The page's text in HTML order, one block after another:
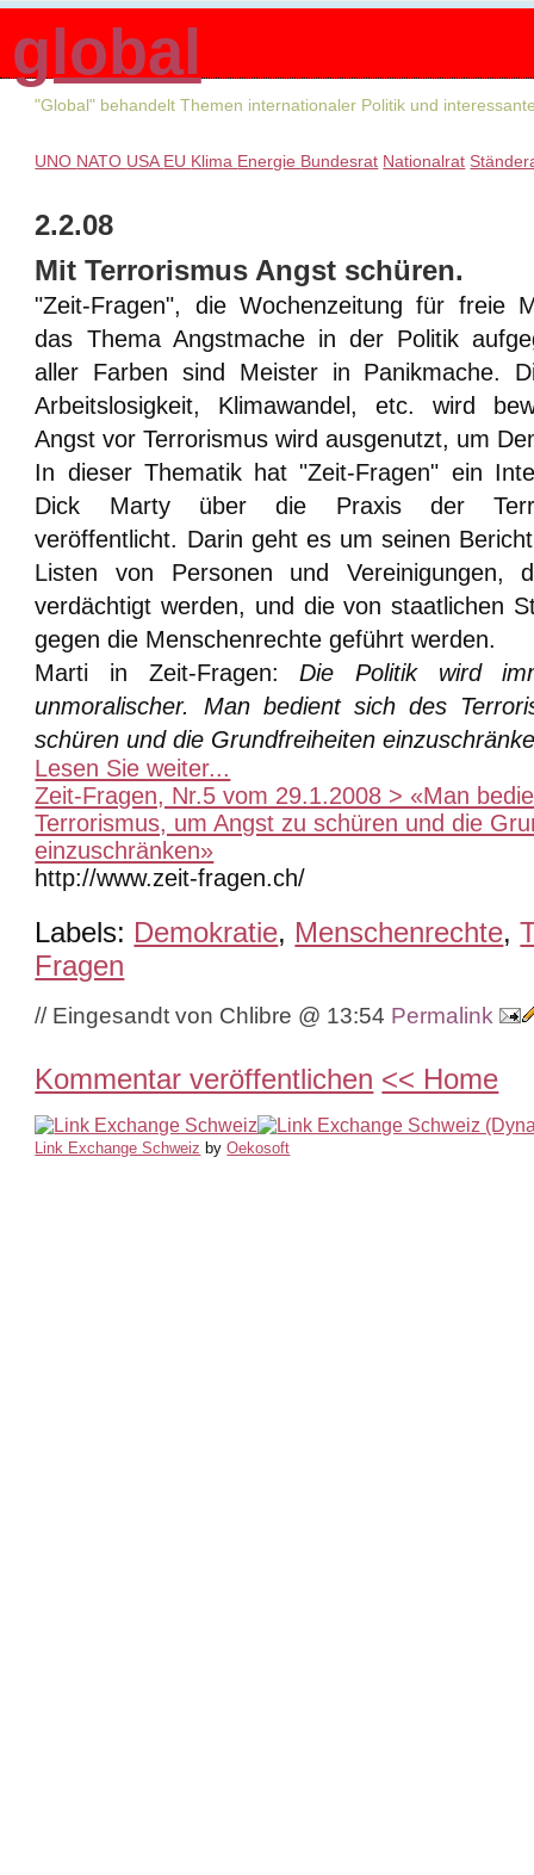
global
"Global" behandelt Themen internationaler Politik und
UNO NATO USA EU Klima Energie Bundesrat Nationalrat
2.2.08
Mit Terrorismus Angst schüren.
"Zeit-Fragen", die Wochenzeitung für freie
das Thema Angstmache in der Politik
aller Farben sind Meister in Panikmache.
Arbeitslosigkeit, Klimawandel, etc. wird
Angst vor Terrorismus wird ausgenutzt, um
In dieser Thematik hat "Zeit-Fragen" ein
Dick Marty über die Praxis der
veröffentlicht. Darin geht es um seinen
Listen von Personen und Vereinigungen,
verdächtigt werden, und die von staatlichen
gegen die Menschenrechte geführt werden.
Marti in Zeit-Fragen:Die Politik wird
unmoralischer. Man bedient sich des
schüren und die Grundfreiheiten
Lesen Sie weiter...
Zeit-Fragen, Nr.5 vom 29.1.2008 > «Man
Terrorismus, um Angst zu schüren und die
einzuschränken»
http://www.zeit-fragen.ch/
Labels: Demokratie, Menschenrechte,
Fragen
// Eingesandt von Chlibre @ 13:54 Permalink
Kommentar veröffentlichen << Home
Link Exchange Schweiz byOekosoft